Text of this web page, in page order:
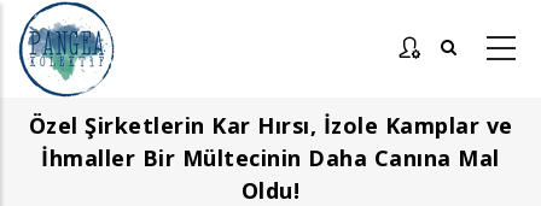
Ana
içeriğe
atla
Özel Şirketlerin Kar Hırsı, İzole Kamplar ve
İhmaller Bir Mültecinin Daha Canına Mal
Oldu!